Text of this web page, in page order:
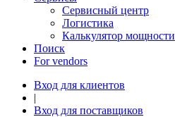
Сервисный центр
Логистика
Калькулятор мощности
Поиск
For vendors
Вход для клиентов
|
Вход для поставщиков